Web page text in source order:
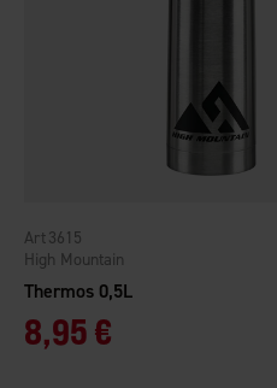
Thermos 0,5L
High Mountain
3615
8,95 €